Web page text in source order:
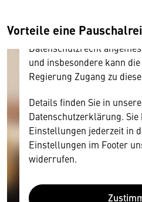
Vorteile eine
Diese Daten unterliegen
Datenschutzrecht
und insbesondere kann
Regierung Zugang zu
Details finden Sie in
Datenschutzerklärung. Sie
Einstellungen jederzeit in
Einstellungen im Footer
widerrufen.